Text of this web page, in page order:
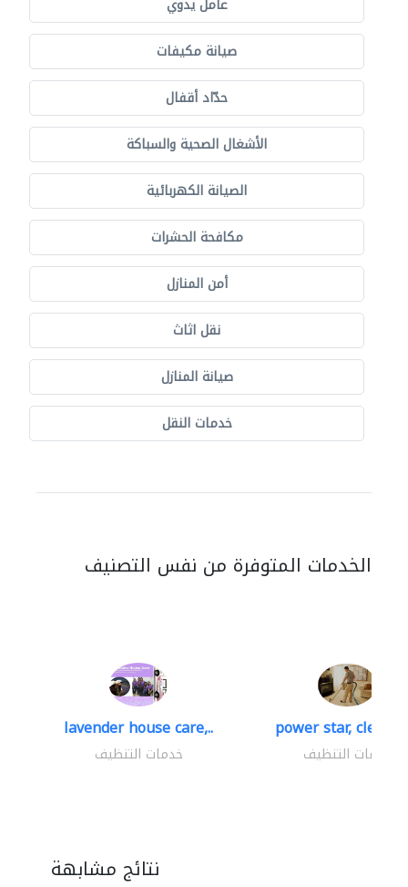
عامل يدوي
صيانة مكيفات
حدّاد أقفال
الأشغال الصحية والسباكة
الصيانة الكهربائية
مكافحة الحشرات
أمن المنازل
نقل اثاث
صيانة المنازل
خدمات النقل
الخدمات المتوفرة من نفس التصنيف
lavender house care,..
خدمات التنظيف
power star,
خدمات التنظيف
نتائج مشابهة